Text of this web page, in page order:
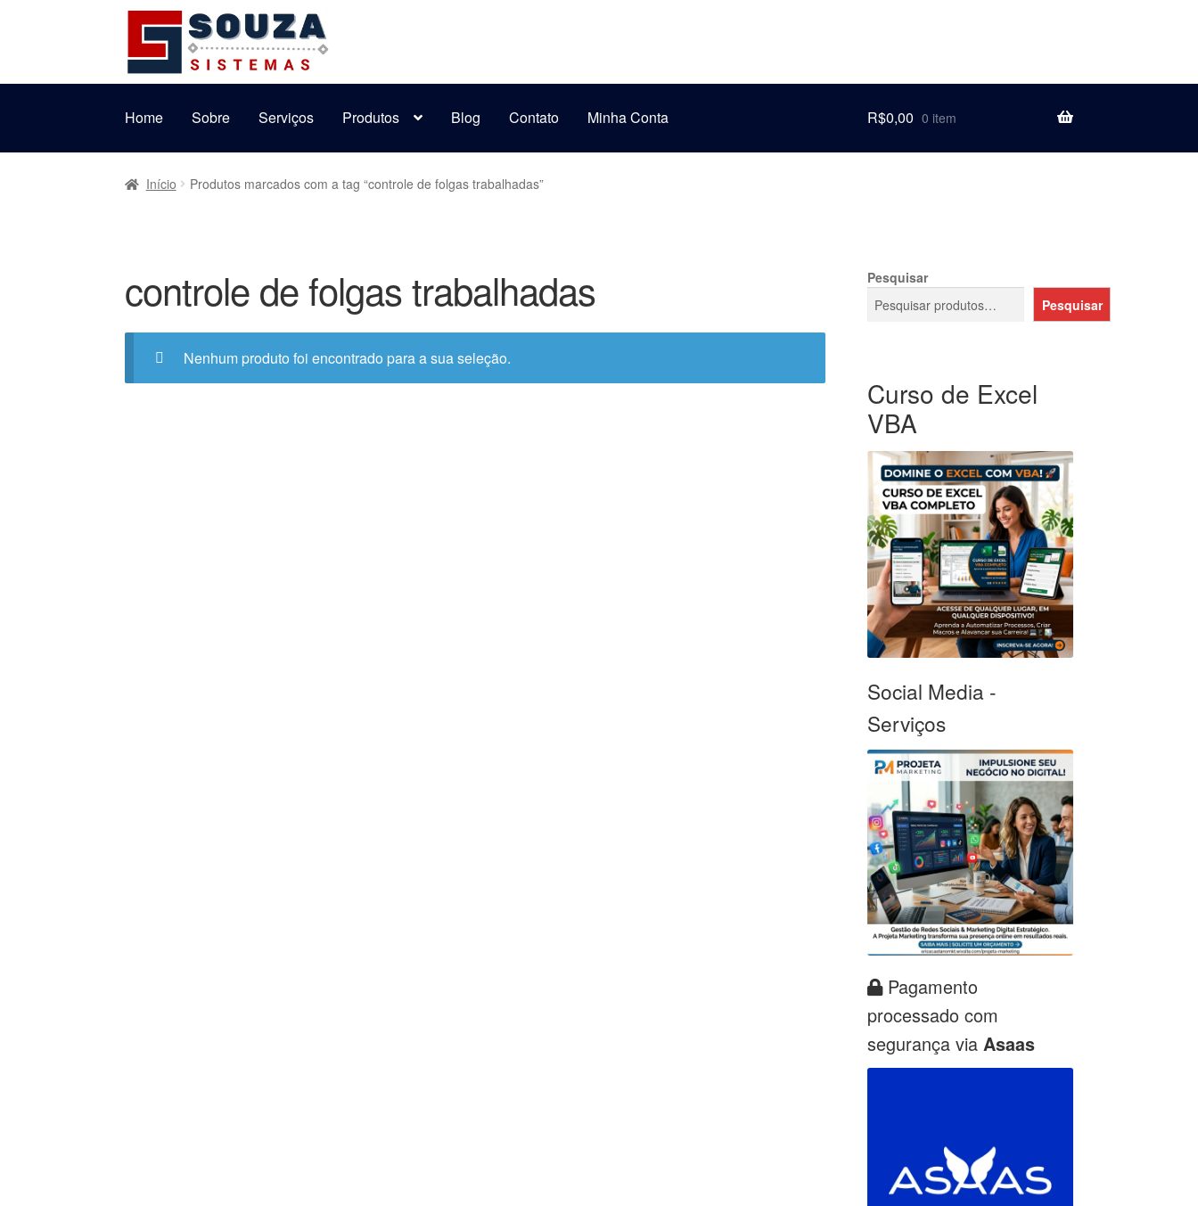
Pular
para
navegação
Pular
para
o
conteúdo
Home
Sobre Serviços Produtos Blog Contato Minha Conta R$0,00 0 item
Início Produtos marcados com a tag “controle de folgas trabalhadas”
controle de folgas trabalhadas
Nenhum produto foi encontrado para a sua seleção.
Pesquisar
Pesquisar
Curso de Excel
VBA
Social Media -
Serviços
Pagamento
processado com
segurança via Asaas